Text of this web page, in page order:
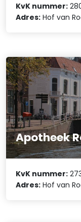
KvK nummer:
Adres: Hof van
Apotheek
KvK nummer:
Adres: Hof van